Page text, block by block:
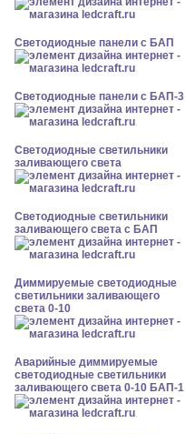
Cветодиодные панели с БАП
Cветодиодные панели с БАП-3
Светодиодные светильники
заливающего света
Светодиодные светильники
заливающего света с БАП
Диммируемые светодиодные
светильники заливающего
света 0-10
Аварийные диммируемые
светодиодные светильники
заливающего света 0-10 БАП-1